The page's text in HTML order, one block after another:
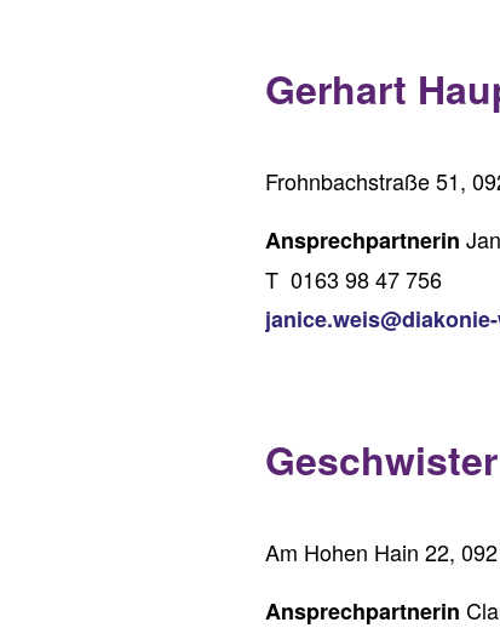
Gerhart
Frohnbachstraße 51,
Ansprechpartnerin
T 0163 98 47 756
Am Hohen Hain 22,
Ansprechpartnerin